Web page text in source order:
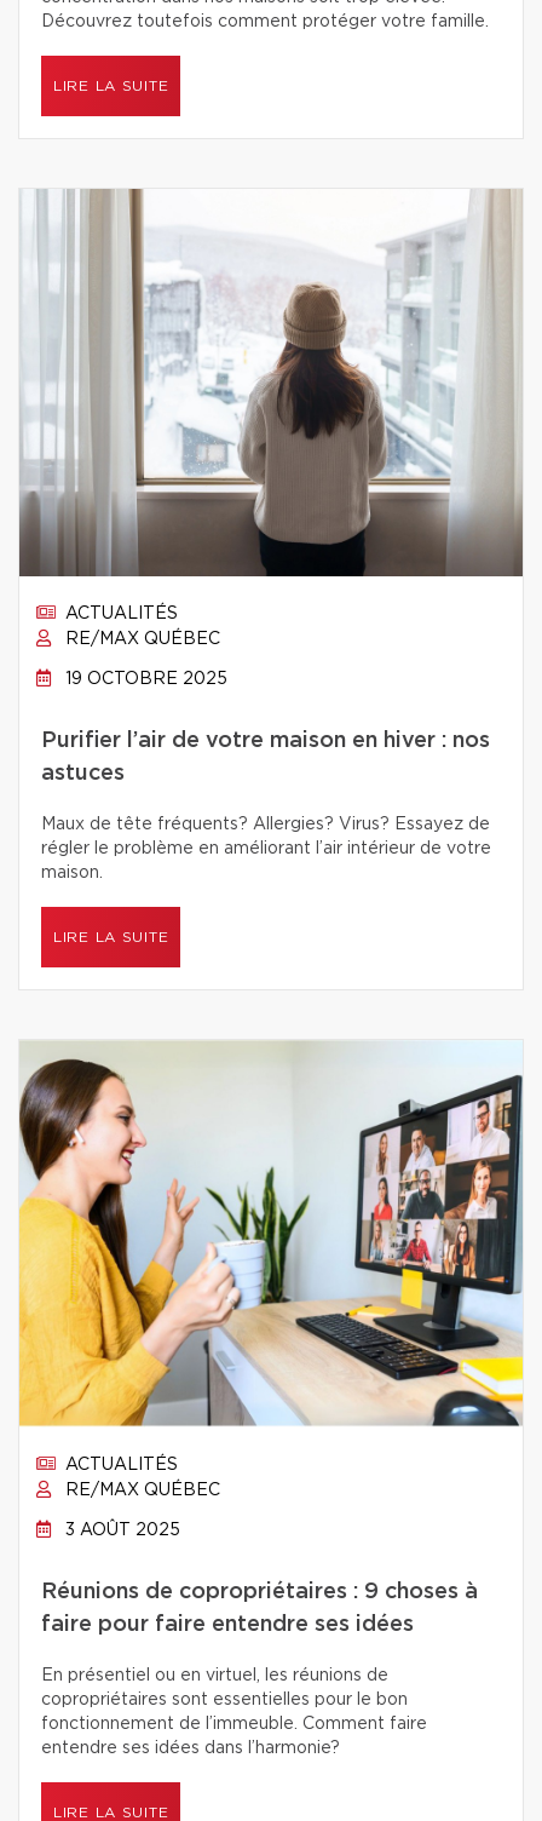
Découvrez toutefois comment protéger votre famille.
LIRE LA SUITE
ACTUALITÉS
RE/MAX QUÉBEC
19 OCTOBRE 2025
Purifier l’air de votre maison en hiver : nos
astuces
Maux de tête fréquents? Allergies? Virus? Essayez de
régler le problème en améliorant l’air intérieur de votre
maison.
LIRE LA SUITE
ACTUALITÉS
RE/MAX QUÉBEC
3 AOÛT 2025
Réunions de copropriétaires : 9 choses à
faire pour faire entendre ses idées
En présentiel ou en virtuel, les réunions de
copropriétaires sont essentielles pour le bon
fonctionnement de l’immeuble. Comment faire
entendre ses idées dans l’harmonie?
LIRE LA SUITE